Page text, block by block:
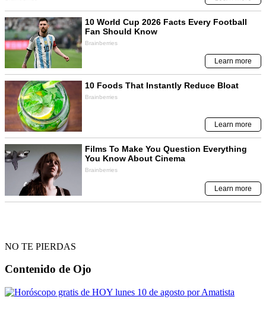
NO TE PIERDAS
Contenido de Ojo